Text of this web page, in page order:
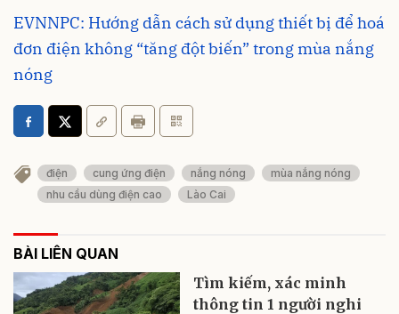
EVNNPC: Hướng dẫn cách sử dụng thiết bị để hoá
đơn điện không “tăng đột biến” trong mùa nắng
nóng
điện cung ứng điện nắng nóng
mùa nắng nóng
nhu cầu dùng điện cao
Lào Cai
BÀI LIÊN QUAN
Tìm kiếm, xác minh
thông tin 1 người nghi